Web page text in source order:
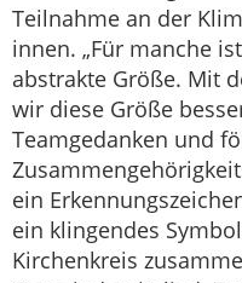
Teilnahme an der
innen. „Für manche
abstrakte Größe. Mit
wir diese Größe
Teamgedanken und
ein
ein klingendes
Kirchenkreis